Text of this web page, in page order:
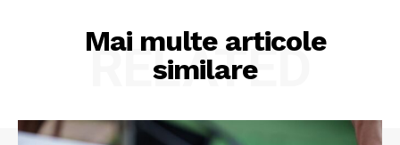
Mai multe articole
similare
RELATED